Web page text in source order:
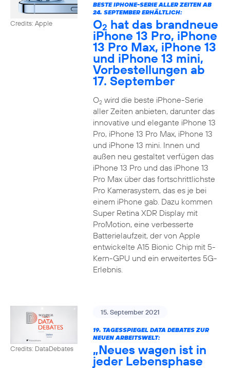
Credits: Apple
BESTE IPHONE-SERIE ALLER ZEITEN AB
24. SEPTEMBER ERHÄLTLICH:
O2 hat das brandneue
iPhone 13 Pro, iPhone
13 Pro Max, iPhone 13
und iPhone 13 mini,
Vorbestellungen ab
17. September
O2wird die beste iPhone-Serie
aller Zeiten anbieten, darunter das
innovative und elegante iPhone 13
Pro, iPhone 13 Pro Max, iPhone 13
und iPhone 13 mini. Innen und
außen neu gestaltet verfügen das
iPhone 13 Pro und das iPhone 13
Pro Max über das fortschrittlichste
Pro Kamerasystem, das es je bei
einem iPhone gab. Dazu kommen
Super Retina XDR Display mit
ProMotion, eine verbesserte
Batterielaufzeit, der von Apple
entwickelte A15 Bionic Chip mit 5-
Kern-GPU und ein erweitertes 5G-
Erlebnis.
Credits: DataDebates
15. September 2021
19. TAGESSPIEGEL DATA DEBATES ZUR
NEUEN ARBEITSWELT:
„Neues wagen ist in
jeder Lebensphase